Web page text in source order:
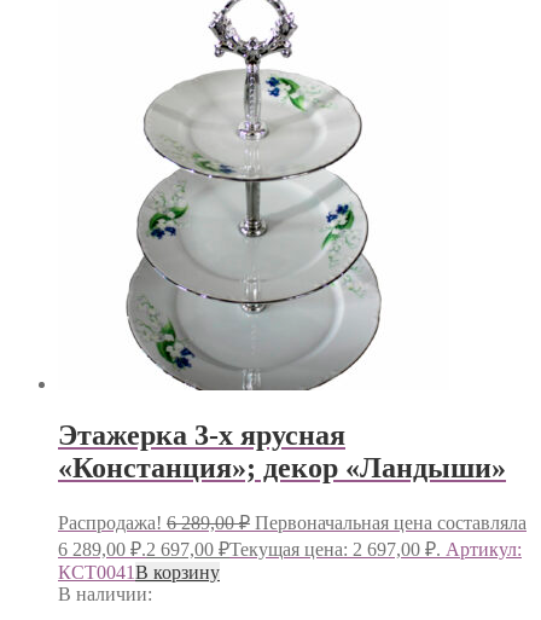
Этажерка 3-х ярусная
«Констанция»; декор «Ландыши»
Распродажа! 6 289,00₽ Первоначальная цена составляла
6 289,00 ₽.2 697,00 ₽Текущая цена: 2 697,00 ₽. Артикул:
КСТ0041В корзину
В наличии: